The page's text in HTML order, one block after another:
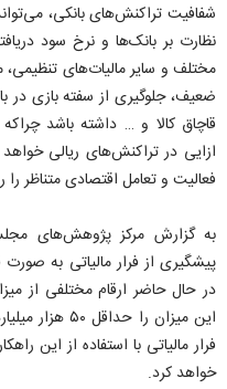
شفافیت تراکنش‌های بانکی،
نظارت بر بانک‌ها و نرخ سود
مختلف و سایر مالیات‌های تنظیمی،
ضعیف، جلوگیری از سفته بازی در
قاچاق کالا و … داشته باشد
ازایی در تراکنش‌های ریالی
فعالیت و تعامل اقتصادی متناظر
به گزارش مرکز پژوهش‌های
پیشگیری از فرار مالیاتی به
در حال حاضر ارقام مختلفی از
خواهد کرد.